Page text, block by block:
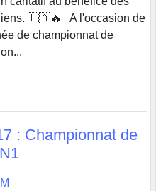
🇺🇦🔥 A l'occasion de
de championnat de
: Championnat de